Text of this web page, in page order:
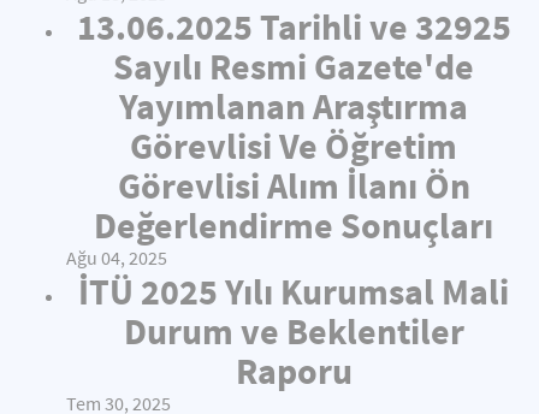
13.06.2025 Tarihli ve 32925
Sayılı Resmi Gazete'de
Yayımlanan Araştırma
Görevlisi Ve Öğretim
Görevlisi Alım İlanı Ön
Değerlendirme Sonuçları
Ağu 04, 2025
İTÜ 2025 Yılı Kurumsal Mali
Durum ve Beklentiler
Raporu
Tem 30, 2025